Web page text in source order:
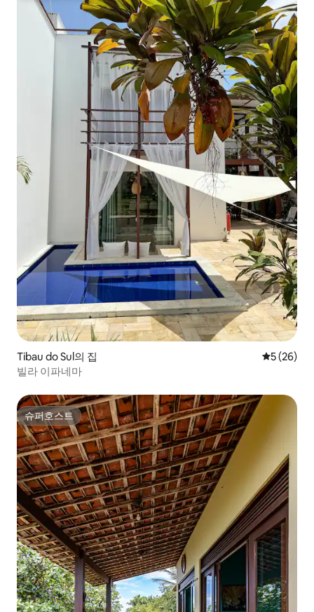
Tibau do Sul의 집 평점 5점(5
5 (26)
빌라 이파네마
슈퍼호스트
슈퍼호스트